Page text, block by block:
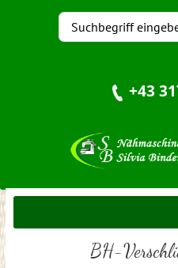
+43
BH-